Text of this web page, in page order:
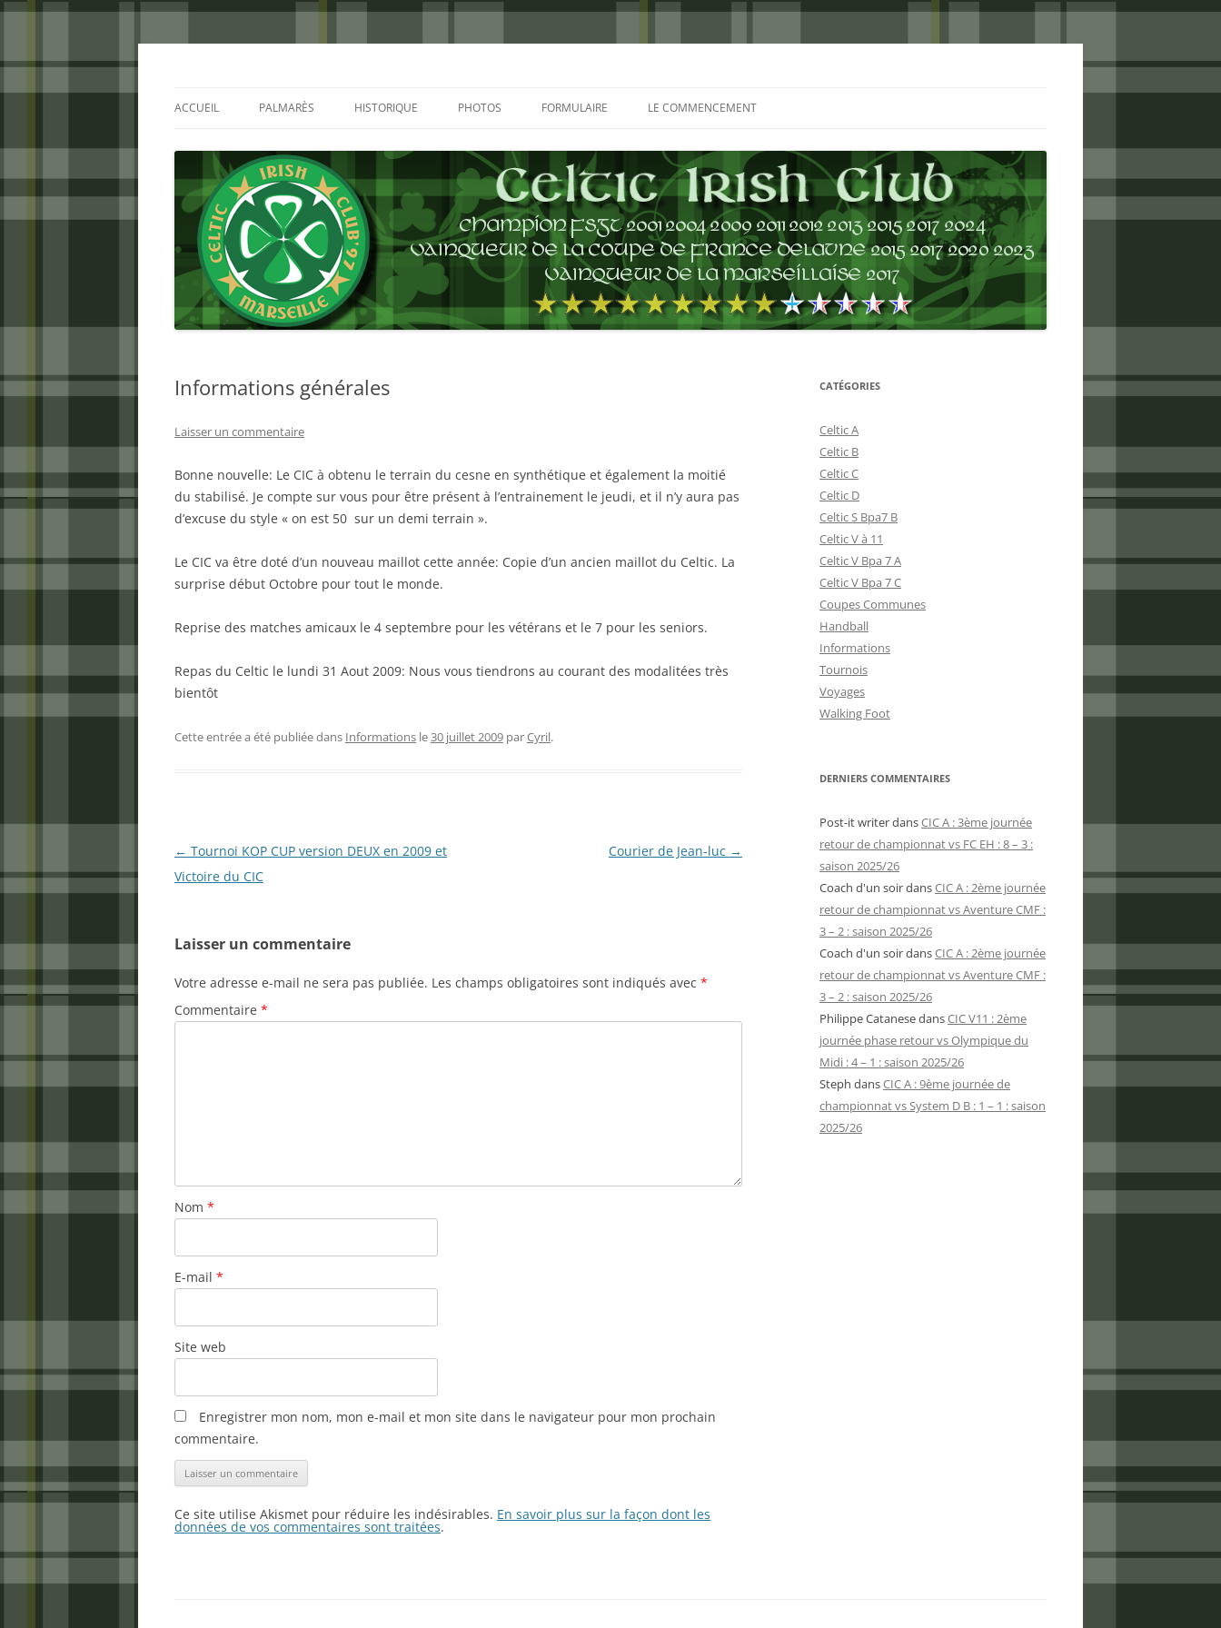
Aller
ACCUEIL PALMARÈS HISTORIQUE PHOTOS
GLASGOW 2002
CHARLIE & THE BHOYS 2006
PRAGUE 2006
NICE 2008
FORMULAIRE LE COMMENCEMENT
Informations générales
Laisser un commentaire
Bonne nouvelle: Le CIC à obtenu le terrain du cesne en synthétique et également la moitié
du stabilisé. Je compte sur vous pour être présent à l’entrainement le jeudi, et il n’y aura pas
d’excuse du style « on est 50 sur un demi terrain ».
Le CIC va être doté d’un nouveau maillot cette année: Copie d’un ancien maillot du Celtic. La
surprise début Octobre pour tout le monde.
Reprise des matches amicaux le 4 septembre pour les vétérans et le 7 pour les seniors.
Repas du Celtic le lundi 31 Aout 2009: Nous vous tiendrons au courant des modalitées très
bientôt
Cette entrée a été publiée dans Informations le30 juillet 2009 parCyril.
Navigation
des
← Tournoi KOP CUP version DEUX en 2009 et
Victoire du CIC
Courier de Jean-luc →
Laisser un commentaire
Votre adresse e-mail ne sera pas publiée. Les champs obligatoires sont indiqués avec *
Commentaire *
Nom *
E-mail *
Site web
Enregistrer mon nom, mon e-mail et mon site dans le navigateur pour mon prochain
commentaire.
Ce site utilise Akismet pour réduire les indésirables. En savoir plus sur la façon dont les
données de vos commentaires sont traitées.
CATÉGORIES
Celtic A
Celtic B
Celtic C
Celtic D
Celtic S Bpa7 B
Celtic V à 11
Celtic V Bpa 7 A
Celtic V Bpa 7 C
Coupes Communes
Handball
Informations
Tournois
Voyages
Walking Foot
DERNIERS COMMENTAIRES
Post-it writerdansCIC A : 3ème journée
retour de championnat vs FC EH : 8 – 3 :
saison 2025/26
Coach d'un soirdansCIC A : 2ème journée
retour de championnat vs Aventure CMF :
3 – 2 : saison 2025/26
Coach d'un soirdansCIC A : 2ème journée
retour de championnat vs Aventure CMF :
3 – 2 : saison 2025/26
Philippe CatanesedansCIC V11 : 2ème
journée phase retour vs Olympique du
Midi : 4 – 1 : saison 2025/26
Steph dansCIC A : 9ème journée de
championnat vs System D B : 1 – 1 : saison
2025/26